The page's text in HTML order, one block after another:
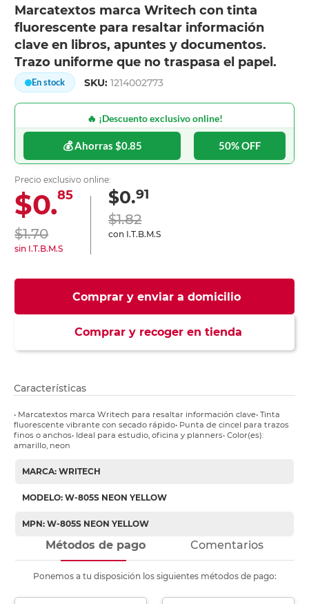
Marcatextos marca Writech con tinta
fluorescente para resaltar información
clave en libros, apuntes y documentos.
Trazo uniforme que no traspasa el papel.
En stock SKU:1214002773
🔥 ¡Descuento exclusivo online!
💰 Ahorras $0.85 50% OFF
Precio exclusivo online:
$0.85
$1.70
sin I.T.B.M.S
$0.91
$1.82
con I.T.B.M.S
Comprar y enviar a domicilio
Comprar y recoger en tienda
Características
• Marcatextos marca Writech para resaltar información clave• Tinta
fluorescente vibrante con secado rápido• Punta de cincel para trazos
finos o anchos• Ideal para estudio, oficina y planners• Color(es):
amarillo, neon
MARCA: WRITECH
MODELO: W-805S NEON YELLOW
MPN: W-805S NEON YELLOW
Métodos de pago Comentarios
Ponemos a tu disposición los siguientes métodos de pago: